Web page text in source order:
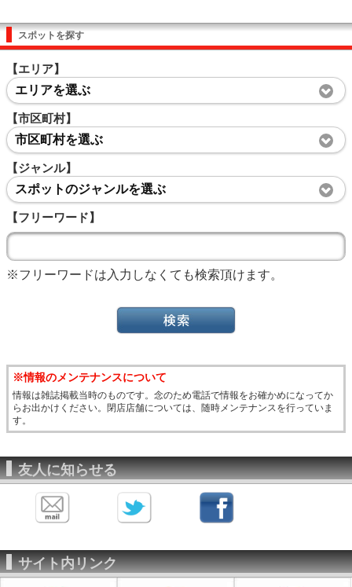
スポットを探す
【エリア】
エリアを選ぶ
【市区町村】
市区町村を選ぶ
【ジャンル】
スポットのジャンルを選ぶ
【フリーワード】
※フリーワードは入力しなくても検索頂けます。
※情報のメンテナンスについて
情報は雑誌掲載当時のものです。念のため電話で情報をお確かめになってか
らお出かけください。閉店店舗については、随時メンテナンスを行っていま
す。
友人に知らせる
サイト内リンク